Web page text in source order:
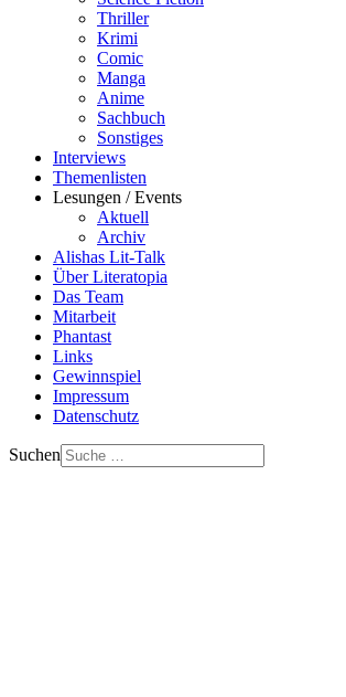
Thriller
Krimi
Comic
Manga
Anime
Sachbuch
Sonstiges
Interviews
Themenlisten
Lesungen / Events
Aktuell
Archiv
Alishas Lit-Talk
Über Literatopia
Das Team
Mitarbeit
Phantast
Links
Gewinnspiel
Impressum
Datenschutz
Suchen